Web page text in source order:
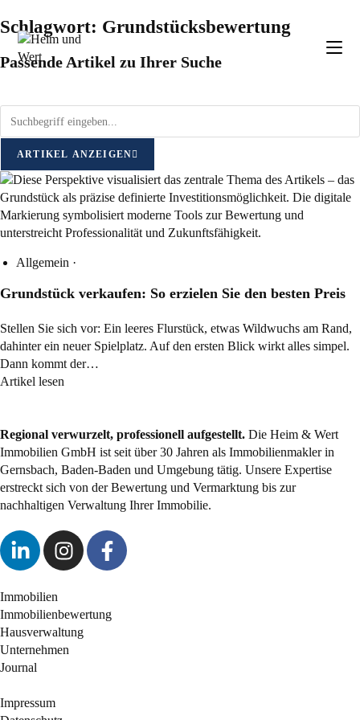
Schlagwort: Grundstücksbewertung
Passende Artikel zu Ihrer Suche
ARTIKEL ANZEIGEN
Allgemein ·
Grundstück verkaufen: So erzielen Sie den besten Preis
Stellen Sie sich vor: Ein leeres Flurstück, etwas Wildwuchs am Rand,
dahinter ein neuer Spielplatz. Auf den ersten Blick wirkt alles simpel.
Dann kommt der…
Artikel lesen
Regional verwurzelt, professionell aufgestellt. Die Heim & Wert
Immobilien GmbH ist seit über 30 Jahren als Immobilienmaklerin
Gernsbach, Baden-Baden und Umgebung tätig. Unsere Expertise
erstreckt sich von der Bewertung und Vermarktung bis zur
nachhaltigen Verwaltung Ihrer Immobilie.
Immobilien
Immobilienbewertung
Hausverwaltung
Unternehmen
Journal
Impressum